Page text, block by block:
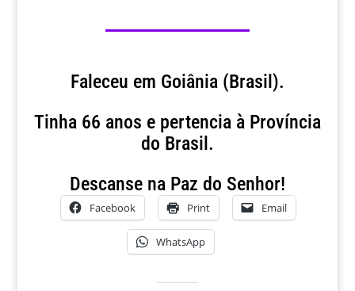
Faleceu em Goiânia (Brasil).
Tinha 66 anos e pertencia à Província
do Brasil.
Descanse na Paz do Senhor!
Facebook Print Email
WhatsApp